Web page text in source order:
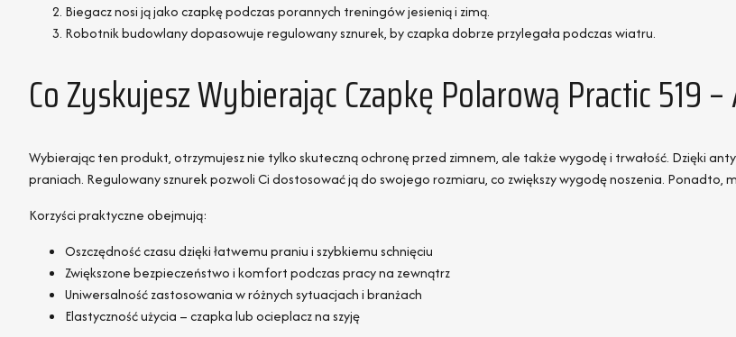
Biegacz nosi ją jako czapkę podczas porannych treningów jesienią i zimą.
Robotnik budowlany dopasowuje regulowany sznurek, by czapka dobrze przylegała podczas wiatru.
Co Zyskujesz Wybierając Czapkę Polarową Practic 519 –
Wybierając ten produkt, otrzymujesz nie tylko skuteczną ochronę przed zimnem, ale także wygodę i trwałość. Dzięki
praniach. Regulowany sznurek pozwoli Ci dostosować ją do swojego rozmiaru, co zwiększy wygodę noszenia.
Korzyści praktyczne obejmują:
Oszczędność czasu dzięki łatwemu praniu i szybkiemu schnięciu
Zwiększone bezpieczeństwo i komfort podczas pracy na zewnątrz
Uniwersalność zastosowania w różnych sytuacjach i branżach
Elastyczność użycia – czapka lub ocieplacz na szyję